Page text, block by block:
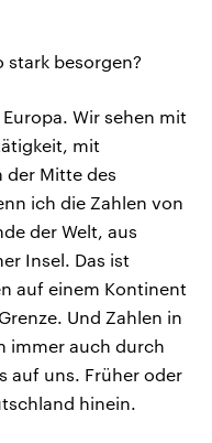
stark besorgen?
Wir sehen mit
mit
der Mitte des
ich die Zahlen von
der Welt, aus
Insel. Das ist
auf einem Kontinent
Und Zahlen in
immer auch durch
auf uns. Früher oder
hinein.